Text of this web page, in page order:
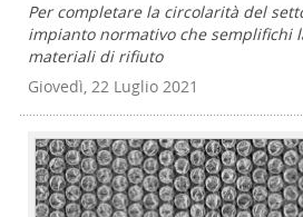
Per completare la circolarità del
impianto normativo che semplifichi
materiali di rifiuto
Giovedì, 22 Luglio 2021